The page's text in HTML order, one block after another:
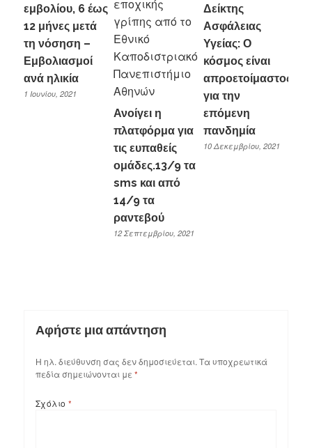
εμβολίου, 6 έως
12 μήνες μετά
τη νόσηση –
Εμβολιασμοί
ανά ηλικία
1 Ιουνίου, 2021
Ανοίγει η
πλατφόρμα για
τις ευπαθείς
ομάδες.13/9 τα
sms και από
14/9 τα
ραντεβού
12 Σεπτεμβρίου, 2021
Δείκτης
Ασφάλειας
Υγείας: Ο
κόσμος είναι
απροετοίμαστος
για την
επόμενη
πανδημία
10 Δεκεμβρίου, 2021
Αφήστε μια απάντηση
Η ηλ. διεύθυνση σας δεν δημοσιεύεται. Τα υποχρεωτικά
πεδία σημειώνονται με *
Σχόλιο *